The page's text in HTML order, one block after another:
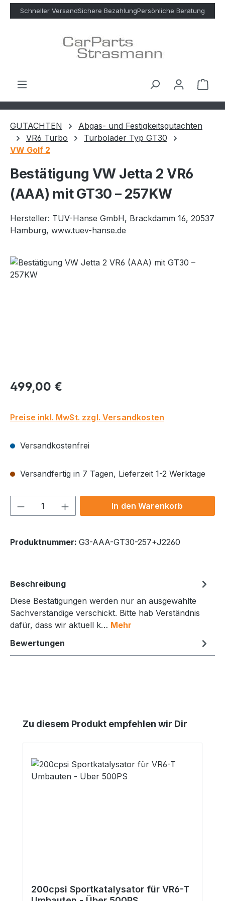
Zum Hauptinhalt springen
Schneller VersandSichere BezahlungPersönliche Beratung
GUTACHTEN
Abgas- und Festigkeitsgutachten
VR6 Turbo
Turbolader Typ GT30
VW Golf 2
Bestätigung VW Jetta 2 VR6
(AAA) mit GT30 – 257KW
Hersteller: TÜV-Hanse GmbH, Brackdamm 16, 20537
Hamburg, www.tuev-hanse.de
Bildergalerie überspringen
Regulärer Preis:
499,00 €
Preise inkl. MwSt. zzgl. Versandkosten
Versandkostenfrei
Versandfertig in 7 Tagen, Lieferzeit 1-2 Werktage
Produkt Anzahl: Gib denIn den Warenkorb
Produktnummer: G3-AAA-GT30-257+J2260
Beschreibung
Diese Bestätigungen werden nur an ausgewählte
Sachverständige verschickt. Bitte hab Verständnis
dafür, dass wir aktuell k… Mehr
Bewertungen
Produktgalerie überspringen
Zu diesem Produkt empfehlen wir Dir
200cpsi Sportkatalysator für VR6-T